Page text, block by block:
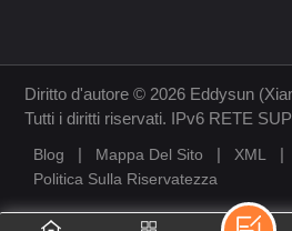
Diritto d'autore © 2026 Eddysun
Tutti i diritti riservati. IPv6 RETE
Blog Mappa Del Sito XML
Politica Sulla Riservatezza